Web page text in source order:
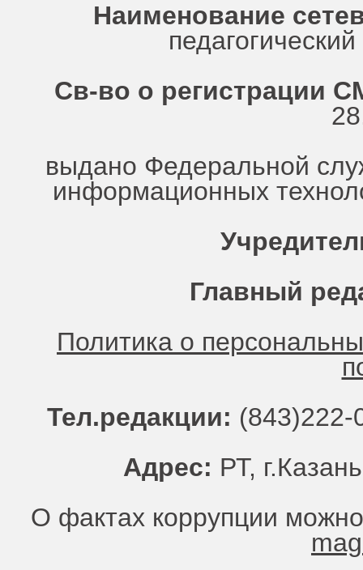
Наименование
Св-во о регистрации
выдано Федеральной
информационных
Главный
Политика о
Тел.редакции:
Адрес: РТ,
О фактах коррупции